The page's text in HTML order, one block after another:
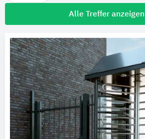
Produktinformationen
Ausschreibungstexte
CAD-Details
Architekturobjekte
Alle Treffer anzeigen